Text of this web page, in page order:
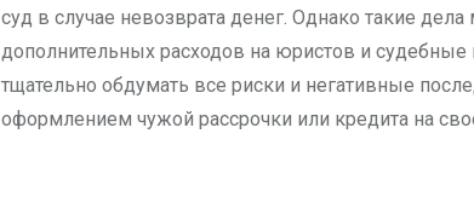
суд в случае невозврата денег. Однако такие дела
дополнительных расходов на юристов и
тщательно обдумать все риски и негативные
оформлением чужой рассрочки или кредита на